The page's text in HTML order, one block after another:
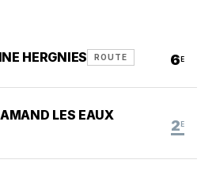
HERGNIES ROUTE 6 E
LES EAUX
2 E